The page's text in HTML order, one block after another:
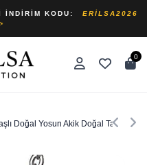
İNDIRIM KODU:
ERILSA2026
0
Doğal Yosun Akik Doğal Taş Kolye